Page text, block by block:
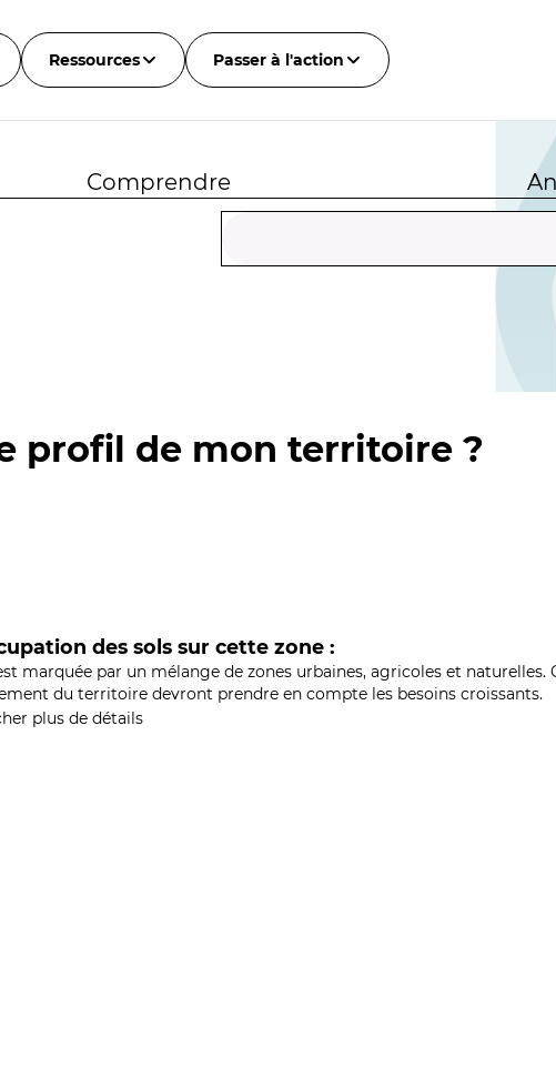
Ressources Passer à l'action
Comprendre
profil de mon territoire ?
des sols sur cette zone :
marquée par un mélange de zones urbaines, agricoles et naturelles.
du territoire devront prendre en compte les besoins croissants.
plus de détails